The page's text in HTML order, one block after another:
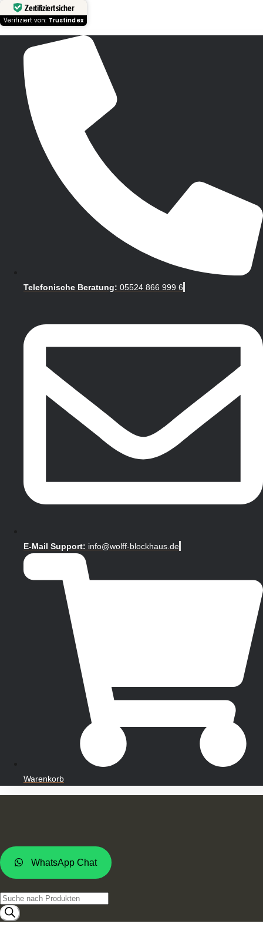
Zertifiziert sicher
Verifiziert von: Trustindex
Telefonische Beratung: 05524 866 999 6
E-Mail Support: info@wolff-blockhaus.de
Warenkorb
WhatsApp Chat
Products
search